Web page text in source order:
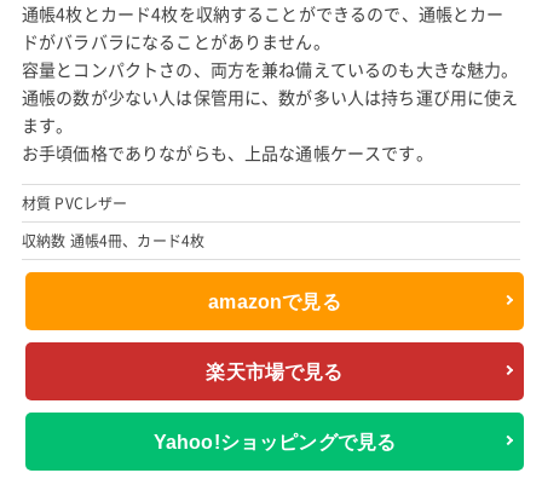
通帳4枚とカード4枚を収納することができるので、通帳とカー
ドがバラバラになることがありません。
容量とコンパクトさの、両方を兼ね備えているのも大きな魅力。
通帳の数が少ない人は保管用に、数が多い人は持ち運び用に使え
ます。
お手頃価格でありながらも、上品な通帳ケースです。
材質 PVCレザー
収納数 通帳4冊、カード4枚
amazonで見る
楽天市場で見る
Yahoo!ショッピングで見る